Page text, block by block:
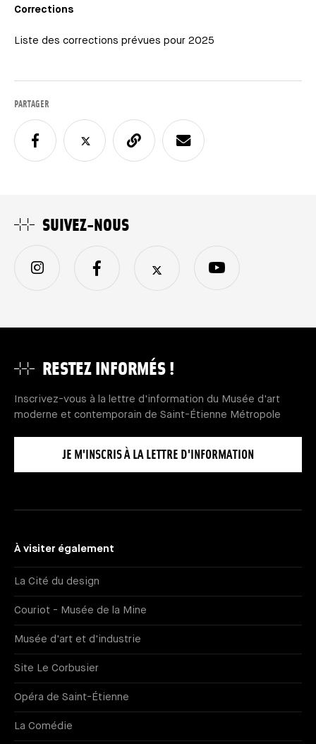
Corrections
Liste des corrections prévues pour 2025
PARTAGER
RESTEZ INFORMÉS !
Inscrivez-vous à la lettre d'information du Musée d'art
moderne et contemporain de Saint-Étienne Métropole
JE M'INSCRIS À LA LETTRE D'INFORMATION
À visiter également
La Cité du design
Couriot - Musée de la Mine
Musée d'art et d'industrie
Site Le Corbusier
Opéra de Saint-Étienne
La Comédie
SUIVEZ-NOUS